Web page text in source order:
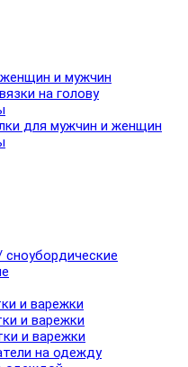
и мужчин
на голову
для мужчин и женщин
и варежки
и варежки
и варежки
на одежду